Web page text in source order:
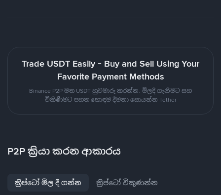
Trade USDT Easily - Buy and Sell Using Your
Favorite Payment Methods
Binance P2P මත USDT හුවමාරු කරන්න. මිලදී ගැනීමට සහ
විකිණීමට පහත හොඳම දීමනා සොයන්න Tether
P2P ක්‍රියා කරන ආකාරය
ක්‍රිප්ටෝ මිල දී ගන්න ක්‍රිප්ටෝ විකුණන්න